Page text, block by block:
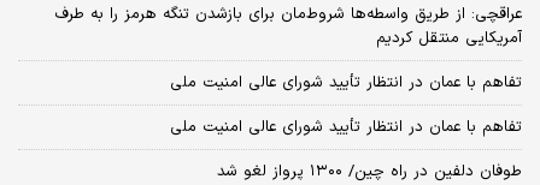
عراقچی: از طریق واسطه‌ها شروط‌مان برای بازشدن تنگه هرمز را به طرف
آمریکایی منتقل کردیم
تفاهم با عمان در انتظار تأیید شورای عالی امنیت ملی
تفاهم با عمان در انتظار تأیید شورای عالی امنیت ملی
طوفان دلفین در راه چین/ ۱۳۰۰ پرواز لغو شد